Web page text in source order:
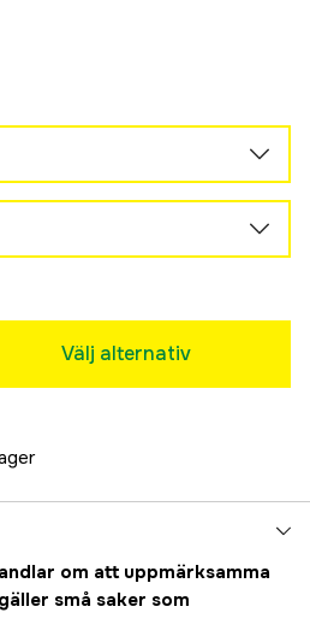
Välj alternativ
om att uppmärksamma
små saker som